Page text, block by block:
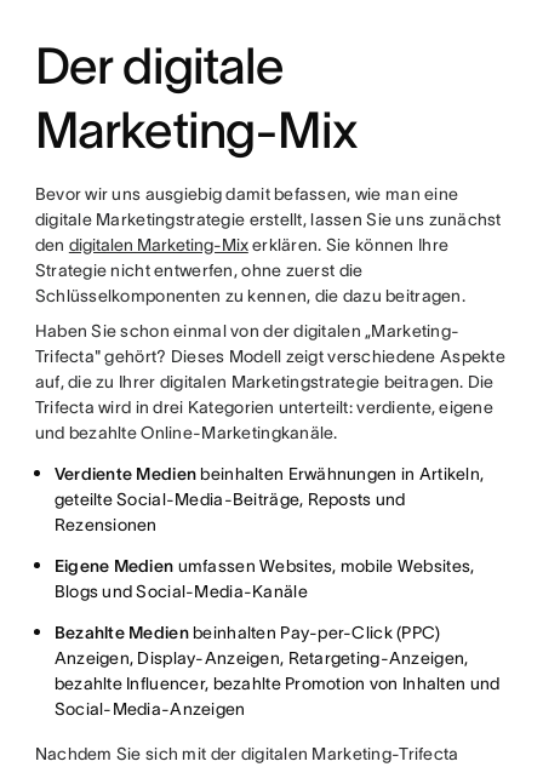
Der digitale
Marketing-Mix
Bevor wir uns ausgiebig damit befassen, wie man eine
digitale Marketingstrategie erstellt, lassen Sie uns zunächst
den digitalen Marketing-Mixerklären. Sie können Ihre
Strategie nicht entwerfen, ohne zuerst die
Schlüsselkomponenten zu kennen, die dazu beitragen.
Haben Sie schon einmal von der digitalen „Marketing-
Trifecta" gehört? Dieses Modell zeigt verschiedene Aspekte
auf, die zu Ihrer digitalen Marketingstrategie beitragen. Die
Trifecta wird in drei Kategorien unterteilt: verdiente, eigene
und bezahlte Online-Marketingkanäle.
Verdiente Medienbeinhalten Erwähnungen in Artikeln,
geteilte Social-Media-Beiträge, Reposts und
Rezensionen
Eigene Medien umfassen Websites, mobile Websites,
Blogs und Social-Media-Kanäle
Bezahlte Medienbeinhalten Pay-per-Click (PPC)
Anzeigen, Display-Anzeigen, Retargeting-Anzeigen,
bezahlte Influencer, bezahlte Promotion von Inhalten und
Social-Media-Anzeigen
Nachdem Sie sich mit der digitalen Marketing-Trifecta